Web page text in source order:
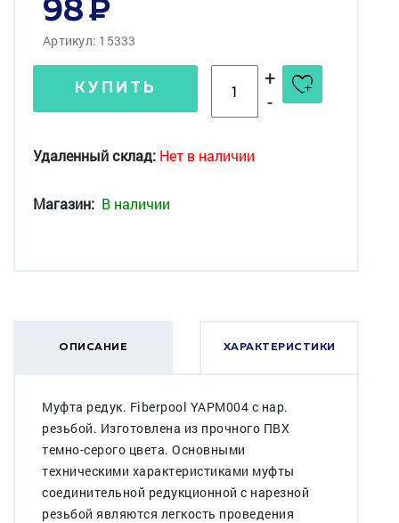
98
Артикул: 15333
КУПИТЬ
+
-
Удаленный склад: Нет в наличии
Магазин: В наличии
ОПИСАНИЕ ХАРАКТЕРИСТИКИ
Муфта редук. Fiberpool YAPM004 с нар.
резьбой. Изготовлена из прочного ПВХ
темно-серого цвета. Основными
техническими характеристиками муфты
соединительной редукционной с нарезной
резьбой являются легкость проведения